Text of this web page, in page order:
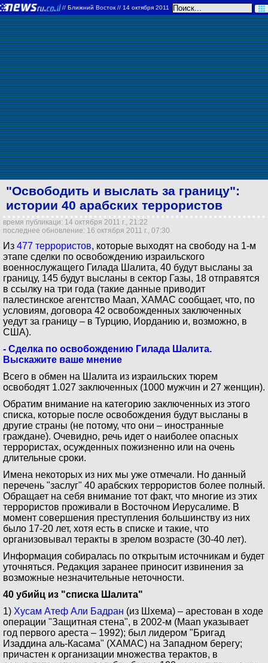
// Ближний Восток // 14 октября 2011
"Освободить и выслать за границу":
истории 40 арабских террористов
время публикаци: 14 октября 2011 г., 21:22
последнее обновление: 16 октября 2011 г., 07:30
Из 477 террористов, которые выходят на свободу на 1-м
этапе сделки по освобождению израильского
военнослужащего Гилада Шалита, 40 будут высланы за
границу, 145 будут высланы в сектор Газы, 18 отправятся
в ссылку на три года (такие данные приводит
палестинское агентство Maan, ХАМАС сообщает, что, по
условиям, договора 42 освобожденных заключенных
уедут за границу – в Турцию, Иорданию и, возможно, в
США).
- Сделка по освобождению Гилада Шалита.
Выскажите ваше мнение
Всего в обмен на Шалита из израильских тюрем
освободят 1.027 заключенных (1000 мужчин и 27 женщин).
Обратим внимание на категорию заключенных из этого
списка, которые после освобождения будут высланы в
другие страны (не потому, что они – иностранные
граждане). Очевидно, речь идет о наиболее опасных
террористах, осужденных пожизненно или на очень
длительные сроки.
Имена некоторых из них мы уже отмечали. Но данный
перечень "заслуг" 40 арабских террористов более полный.
Обращает на себя внимание тот факт, что многие из этих
террористов проживали в Восточном Иерусалиме. В
момент совершения преступления большинству из них
было 17-20 лет, хотя есть в списке и такие, что
организовывал теракты в зрелом возрасте (30-40 лет).
Информация собиралась по открытым источникам и будет
уточняться. Редакция заранее приносит извинения за
возможные незначительные неточности.
40 убийц из "списка Шалита"
1) Хусам Атеф Али Бадран (из Шхема) – арестован в ходе
операции "Защитная стена", в 2002-м (Maan указывает
год первого ареста – 1992); был лидером "Бригад
Изаддина аль-Касама" (ХАМАС) на Западном берегу;
причастен к организации множества терактов, в